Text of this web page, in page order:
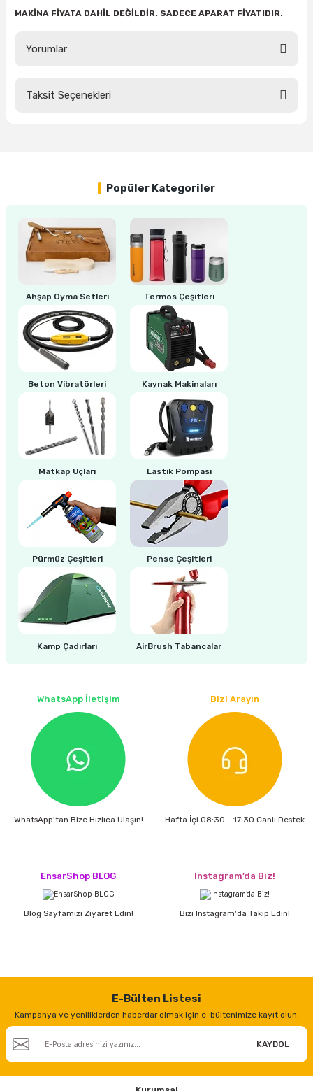
MAKİNA FİYATA DAHİL DEĞİLDİR. SADECE APARAT FİYATIDIR.
Yorumlar
Taksit Seçenekleri
Popüler Kategoriler
Ahşap Oyma Setleri Termos Çeşitleri
Beton Vibratörleri Kaynak Makinaları
Matkap Uçları Lastik Pompası
Pürmüz Çeşitleri Pense Çeşitleri
Kamp Çadırları AirBrush Tabancalar
WhatsApp İletişim
WhatsApp'tan Bize Hızlıca Ulaşın!
Bizi Arayın
Hafta İçi 08:30 - 17:30 Canlı Destek
EnsarShop BLOG
Blog Sayfamızı Ziyaret Edin!
Instagram’da Biz!
Bizi Instagram'da Takip Edin!
E-Bülten Listesi
Kampanya ve yeniliklerden haberdar olmak için e-bültenimize kayıt olun.
KAYDOL